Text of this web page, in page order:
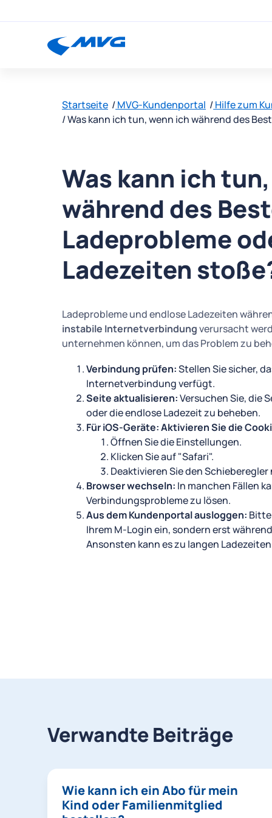
Startseite MVG-Kundenportal
Hilfe zum
Was kann ich tun, wenn ich während des
Was kann ich
während des
Ladeprobleme
Ladezeiten
Ladeprobleme und endlose Ladezeiten
instabile Internetverbindungverursacht
unternehmen können, um das Problem zu
Verbindung prüfen:Stellen Sie sicher,
Internetverbindung verfügt.
Seite aktualisieren:Versuchen Sie, die
oder die endlose Ladezeit zu beheben.
Für iOS-Geräte: Aktivieren Sie die
Öffnen Sie die Einstellungen.
Klicken Sie auf "Safari".
Deaktivieren Sie den
Browser wechseln: In manchen Fällen
Verbindungsprobleme zu lösen.
Aus dem Kundenportal ausloggen:
Ihrem M-Login ein, sondern erst
Ansonsten kann es zu langen
Verwandte Beiträge
Wie kann ich ein Abo für mein
Kind oder Familienmitglied